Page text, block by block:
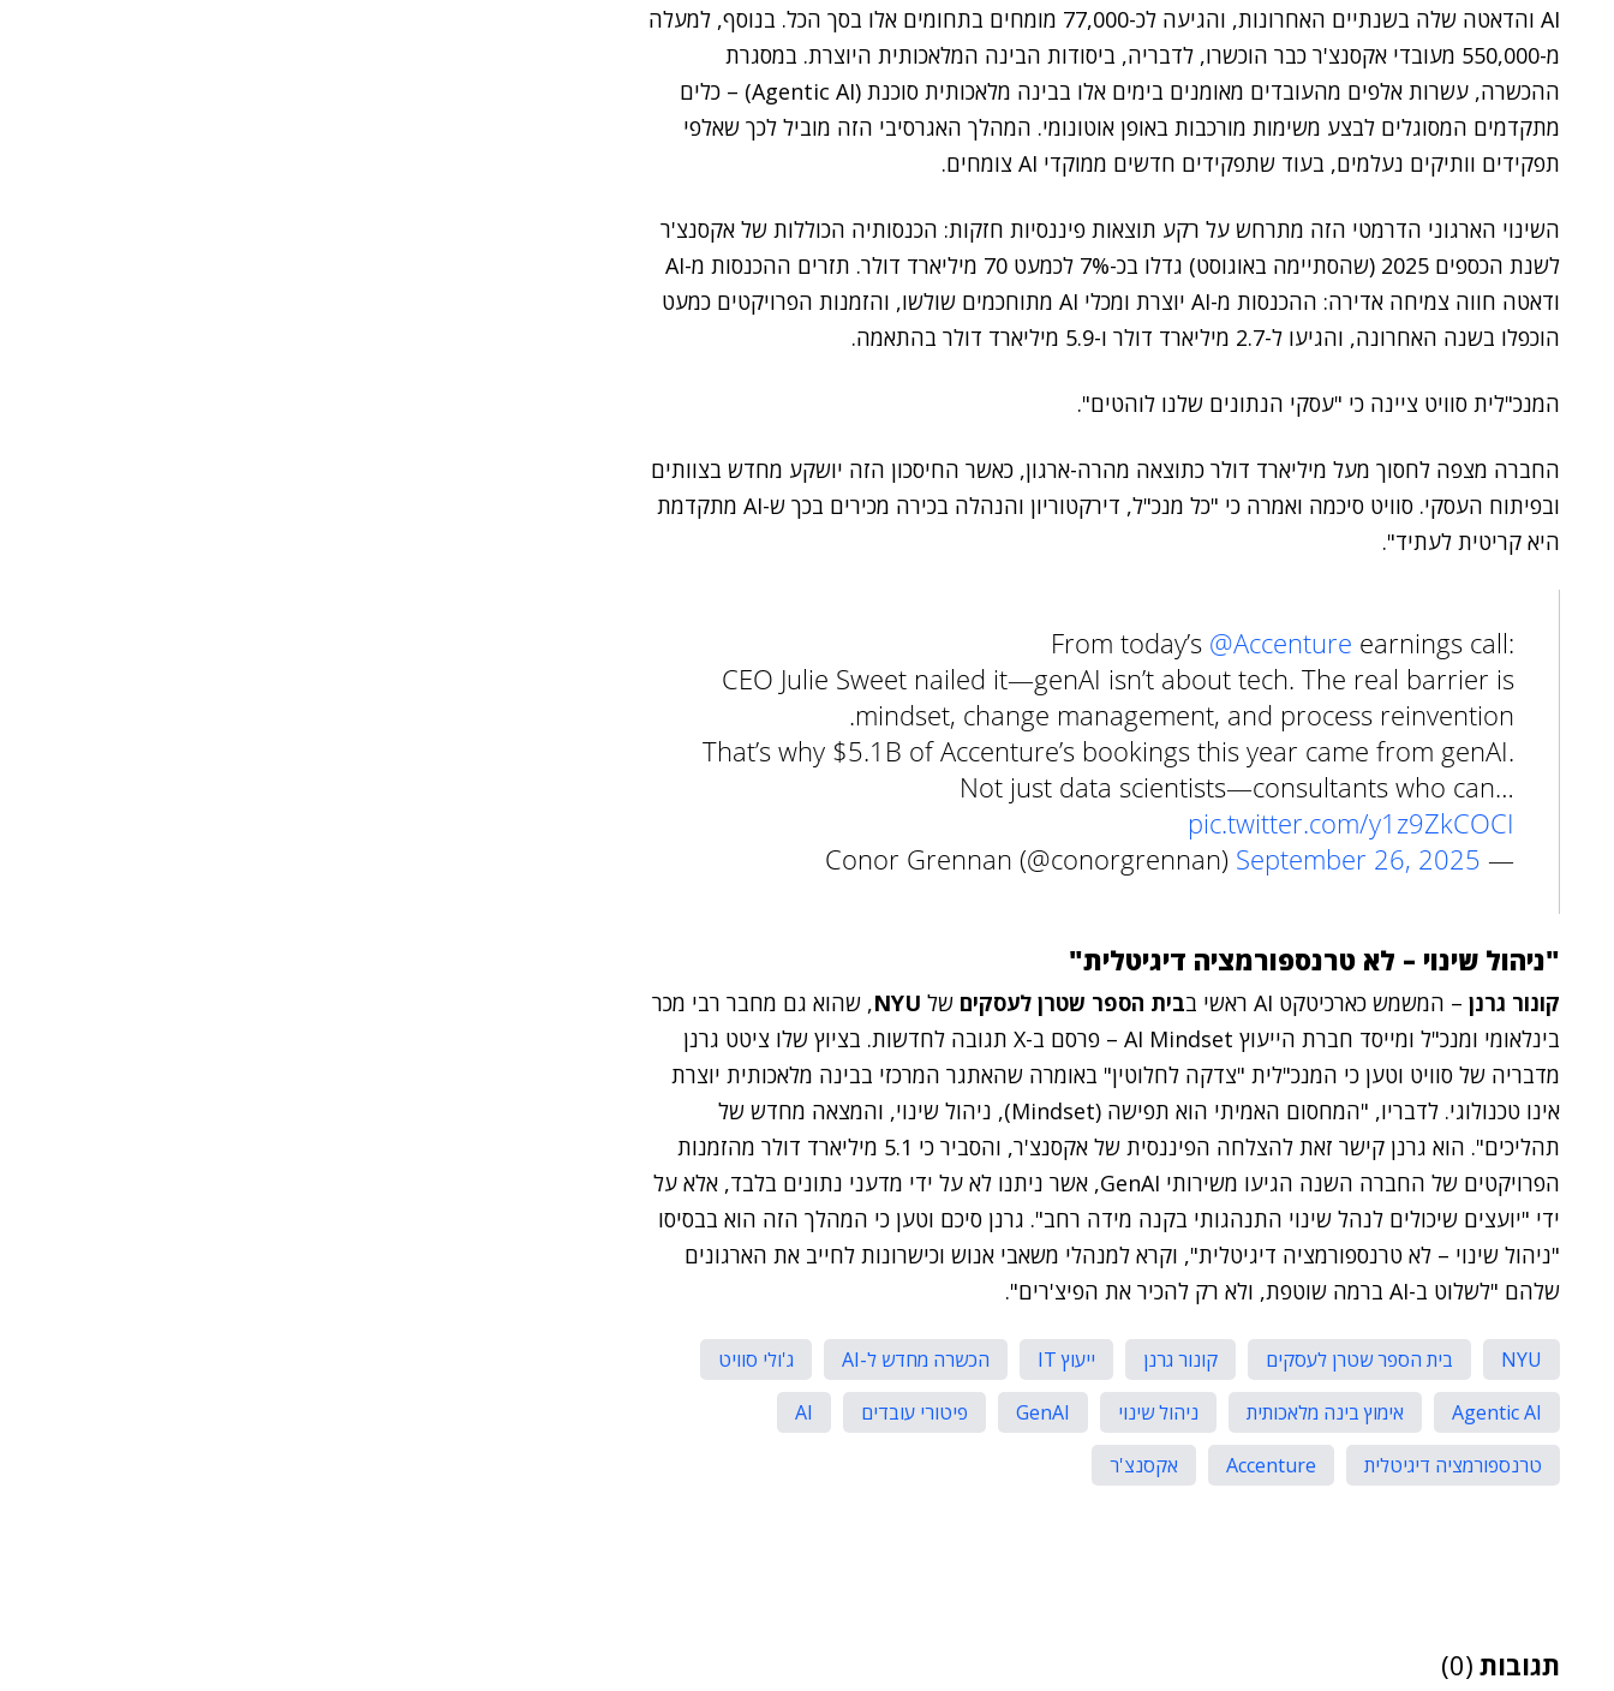
AI והדאטה שלה בשנתיים האחרונות, והגיעה לכ-77,000 מומחים בתחומים אלו בסך הכל. בנוסף, למעלה
מ-550,000 מעובדי אקסנצ'ר כבר הוכשרו, לדבריה, ביסודות הבינה המלאכותית היוצרת. במסגרת
ההכשרה, עשרות אלפים מהעובדים מאומנים בימים אלו בבינה מלאכותית סוכנת (Agentic AI) – כלים
מתקדמים המסוגלים לבצע משימות מורכבות באופן אוטונומי. המהלך האגרסיבי הזה מוביל לכך שאלפי
תפקידים וותיקים נעלמים, בעוד שתפקידים חדשים ממוקדי AI צומחים.
השינוי הארגוני הדרמטי הזה מתרחש על רקע תוצאות פיננסיות חזקות: הכנסותיה הכוללות של אקסנצ'ר
לשנת הכספים 2025 (שהסתיימה באוגוסט) גדלו בכ-7% לכמעט 70 מיליארד דולר. תזרים ההכנסות מ-AI
ודאטה חווה צמיחה אדירה: ההכנסות מ-AI יוצרת ומכלי AI מתוחכמים שולשו, והזמנות הפרויקטים כמעט
הוכפלו בשנה האחרונה, והגיעו ל-2.7 מיליארד דולר ו-5.9 מיליארד דולר בהתאמה.
המנכ"לית סוויט ציינה כי "עסקי הנתונים שלנו לוהטים".
החברה מצפה לחסוך מעל מיליארד דולר כתוצאה מהרה-ארגון, כאשר החיסכון הזה יושקע מחדש בצוותים
ובפיתוח העסקי. סוויט סיכמה ואמרה כי "כל מנכ"ל, דירקטוריון והנהלה בכירה מכירים בכך ש-AI מתקדמת
היא קריטית לעתיד".
From today’s @Accenture earnings call:
CEO Julie Sweet nailed it—genAI isn’t about tech. The real barrier is
mindset, change management, and process reinvention.
That’s why $5.1B of Accenture’s bookings this year came from genAI.
Not just data scientists—consultants who can…
pic.twitter.com/y1z9ZkCOCI
— Conor Grennan (@conorgrennan)
September 26, 2025
"ניהול שינוי – לא טרנספורמציה דיגיטלית"
קונור גרנן – המשמש כארכיטקט AI ראשי ב בית הספר שטרן לעסקים של
, שהוא גם מחבר רבי מכר
בינלאומי ומנכ"ל ומייסד חברת הייעוץ AI Mindset – פרסם ב-X תגובה לחדשות. בציוץ שלו ציטט גרנן
מדבריה של סוויט וטען כי המנכ"לית "צדקה לחלוטין" באומרה שהאתגר המרכזי בבינה מלאכותית יוצרת
אינו טכנולוגי. לדבריו, "המחסום האמיתי הוא תפישה (Mindset), ניהול שינוי, והמצאה מחדש של
תהליכים". הוא גרנן קישר זאת להצלחה הפיננסית של אקסנצ'ר, והסביר כי 5.1 מיליארד דולר מהזמנות
הפרויקטים של החברה השנה הגיעו משירותי GenAI, אשר ניתנו לא על ידי מדעני נתונים בלבד, אלא על
ידי "יועצים שיכולים לנהל שינוי התנהגותי בקנה מידה רחב". גרנן סיכם וטען כי המהלך הזה הוא בבסיסו
"ניהול שינוי – לא טרנספורמציה דיגיטלית", וקרא למנהלי משאבי אנוש וכישרונות לחייב את הארגונים
שלהם "לשלוט ב-AI ברמה שוטפת, ולא רק להכיר את הפיצ'רים".
NYU בית הספר שטרן לעסקים קונור גרנן ייעוץ IT הכשרה מחדש ל-AI
ג'ולי סוויט
Agentic AI
אימוץ בינה מלאכותית ניהול שינוי GenAI פיטורי עובדים
AI
טרנספורמציה דיגיטלית
Accenture אקסנצ'ר
תגובות (0)